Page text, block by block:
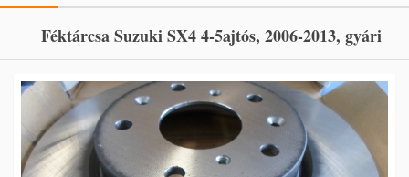
Féktárcsa Suzuki SX4 4-5ajtós, 2006-2013, gyári